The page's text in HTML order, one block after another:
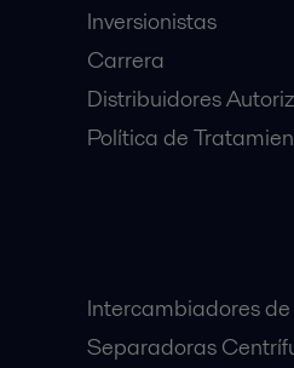
Inversionistas
Carrera
Distribuidores
Política de
Intercambiadores
Separadoras